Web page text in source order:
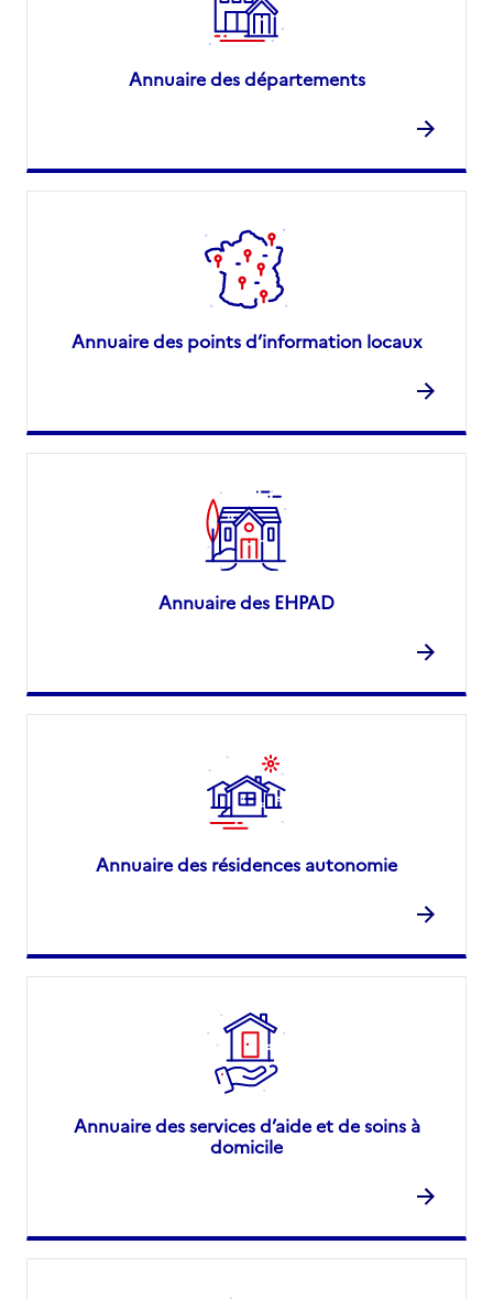
Annuaire des départements
Annuaire des points d’information locaux
Annuaire des EHPAD
Annuaire des résidences autonomie
Annuaire des services d’aide et de soins à
domicile